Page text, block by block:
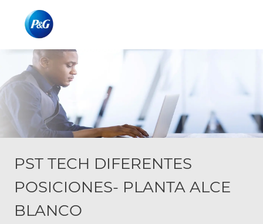
PST TECH DIFERENTES
POSICIONES- PLANTA ALCE
BLANCO